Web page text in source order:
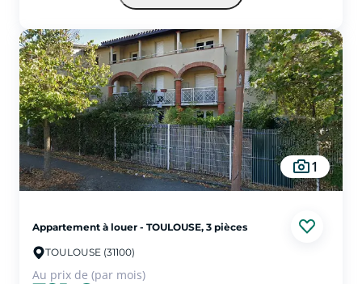
1
Appartement à louer - TOULOUSE, 3 pièces
TOULOUSE (31100)
Au prix de (par mois)